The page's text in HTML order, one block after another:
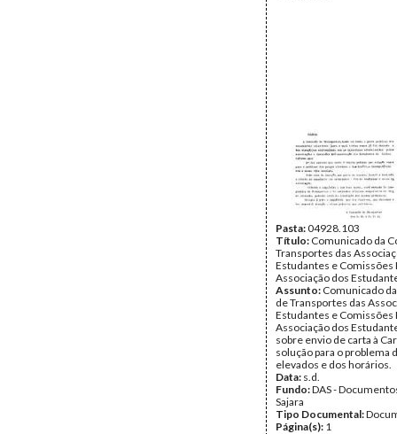
Pasta:04928.103
Título: Comunicado da
Transportes das
Estudantes e Comissões
Associação dos
Assunto: Comunicado
de Transportes das
Estudantes e Comissões
Associação dos
sobre envio de carta à
solução para o problema
elevados e dos horários.
Data: s.d.
Fundo:DAS -
Sajara
Tipo Documental:
Página(s): 1